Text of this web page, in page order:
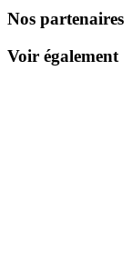
Nos partenaires
Voir également